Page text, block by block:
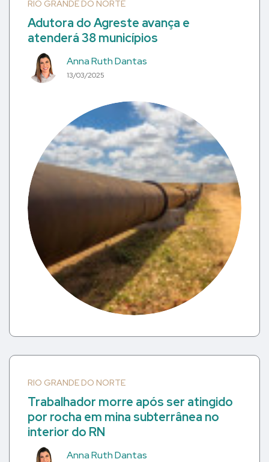
RIO GRANDE DO NORTE
Adutora do Agreste avança e
atenderá 38 municípios
Anna Ruth Dantas
13/03/2025
RIO GRANDE DO NORTE
Trabalhador morre após ser atingido
por rocha em mina subterrânea no
interior do RN
Anna Ruth Dantas